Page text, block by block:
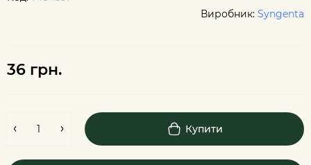
Виробник: Syngenta
36 грн.
Купити